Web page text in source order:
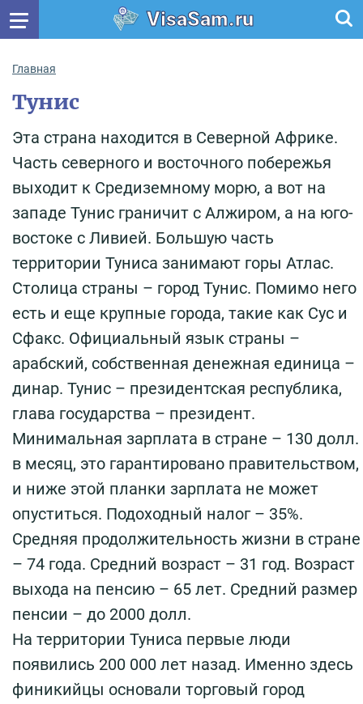
VisaSam.ru
Главная
Тунис
Эта страна находится в Северной Африке.
Часть северного и восточного побережья
выходит к Средиземному морю, а вот на
западе Тунис граничит с Алжиром, а на юго-
востоке с Ливией. Большую часть
территории Туниса занимают горы Атлас.
Столица страны – город Тунис. Помимо него
есть и еще крупные города, такие как Сус и
Сфакс. Официальный язык страны –
арабский, собственная денежная единица –
динар. Тунис – президентская республика,
глава государства – президент.
Минимальная зарплата в стране – 130 долл.
в месяц, это гарантировано правительством,
и ниже этой планки зарплата не может
опуститься. Подоходный налог – 35%.
Средняя продолжительность жизни в стране
– 74 года. Средний возраст – 31 год. Возраст
выхода на пенсию – 65 лет. Средний размер
пенсии – до 2000 долл.
На территории Туниса первые люди
появились 200 000 лет назад. Именно здесь
финикийцы основали торговый город